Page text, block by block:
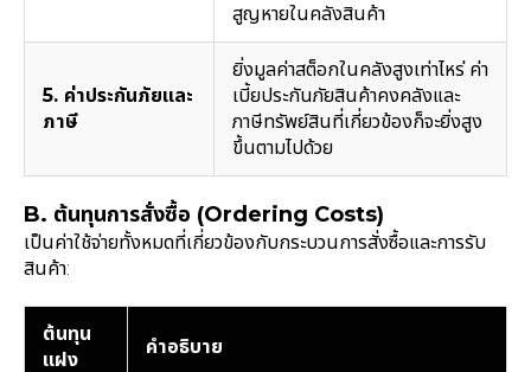
สูญหายในคลังสินค้า
5. ค่าประกันภัยและ
ภาษี
ยิ่งมูลค่าสต็อกในคลังสูงเท่าไหร่ ค่า
เบี้ยประกันภัยสินค้าคงคลังและ
ภาษีทรัพย์สินที่เกี่ยวข้องก็จะยิ่งสูง
ขึ้นตามไปด้วย
B. ต้นทุนการสั่งซื้อ (Ordering Costs)
เป็นค่าใช้จ่ายทั้งหมดที่เกี่ยวข้องกับกระบวนการสั่งซื้อและการรับ
สินค้า:
ต้นทุน
แฝง
คำอธิบาย